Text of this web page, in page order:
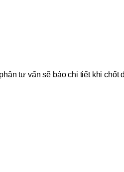
tư vấn sẽ báo chi tiết khi chốt